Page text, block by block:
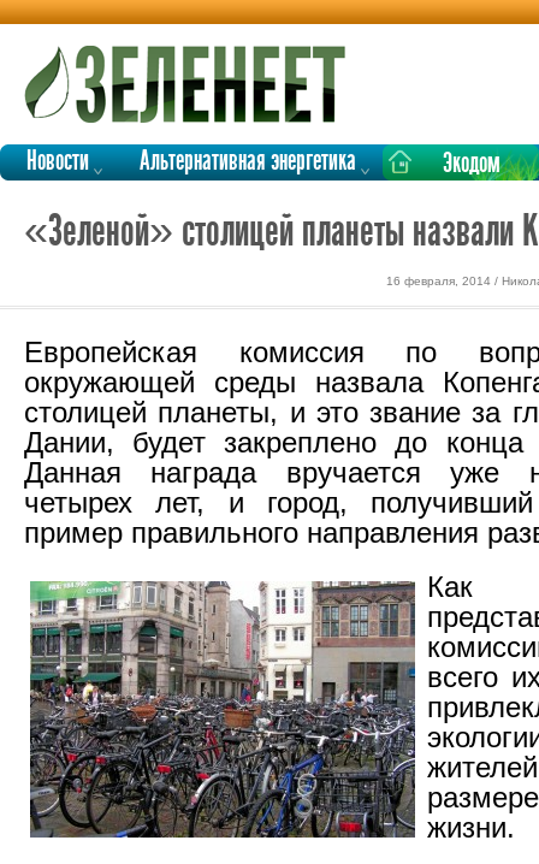
Новости Альтернативная энергетика Экодом
«Зеленой» столицей планеты назвали
16 февраля, 2014 /
Европейская комиссия по
окружающей среды назвала
столицей планеты, и это звание за
Дании, будет закреплено до конца
Данная награда вручается уже
четырех лет, и город,
пример правильного направления
Как
всего
жизни.